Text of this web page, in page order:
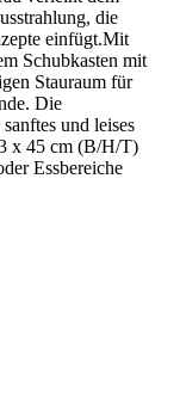
die
einfügt.Mit
Schubkasten mit
Stauraum für
Die
und leises
x 45 cm (B/H/T)
Essbereiche